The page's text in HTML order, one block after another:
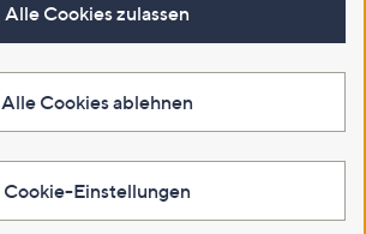
Alle Cookies zulassen
Alle Cookies ablehnen
Cookie-Einstellungen